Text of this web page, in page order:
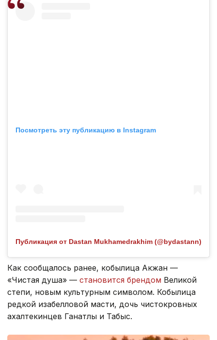
Посмотреть эту публикацию в Instagram
Публикация от Dastan Mukhamedrakhim (@bydastann)
Как сообщалось ранее, кобылица Акжан —
«Чистая душа» — становится брендом Великой
степи, новым культурным символом. Кобылица
редкой изабелловой масти, дочь чистокровных
ахалтекинцев Ганатлы и Табыс.